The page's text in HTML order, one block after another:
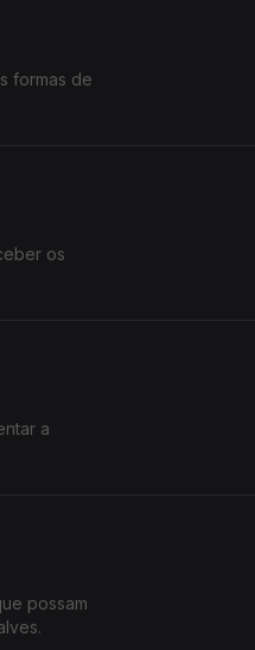
formas de
os
a
possam